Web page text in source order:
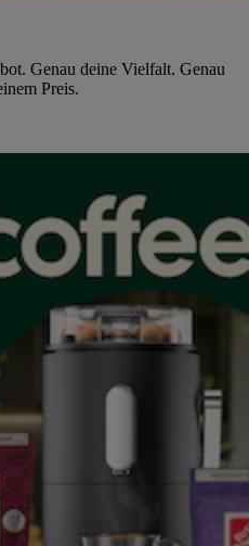
Genau deine Vielfalt. Genau
Preis.